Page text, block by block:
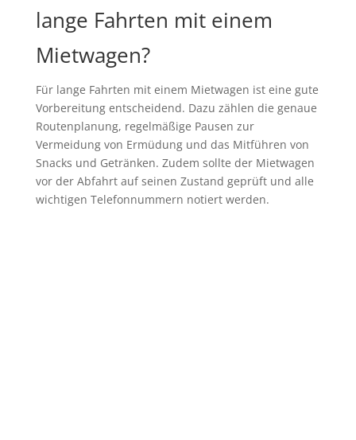
lange Fahrten mit einem
Mietwagen?
Für lange Fahrten mit einem Mietwagen ist eine gute
Vorbereitung entscheidend. Dazu zählen die genaue
Routenplanung, regelmäßige Pausen zur
Vermeidung von Ermüdung und das Mitführen von
Snacks und Getränken. Zudem sollte der Mietwagen
vor der Abfahrt auf seinen Zustand geprüft und alle
wichtigen Telefonnummern notiert werden.